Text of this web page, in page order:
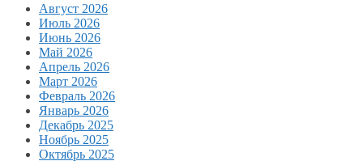
Август 2026
Июль 2026
Июнь 2026
Май 2026
Апрель 2026
Март 2026
Февраль 2026
Январь 2026
Декабрь 2025
Ноябрь 2025
Октябрь 2025